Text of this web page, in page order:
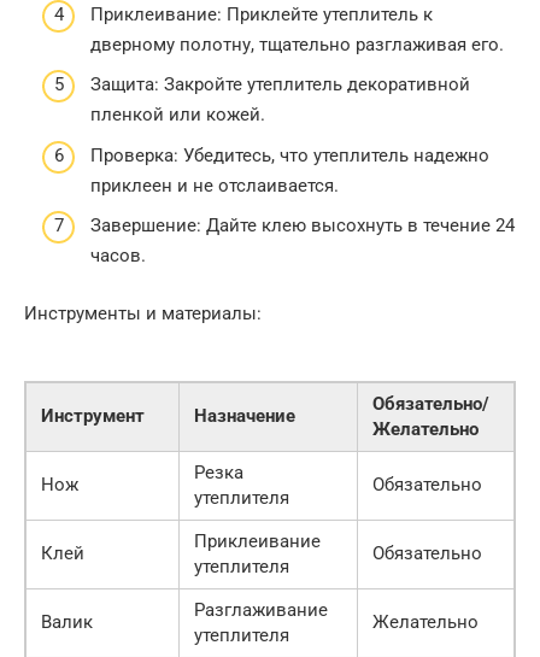
Приклеивание: Приклейте утеплитель к
дверному полотну, тщательно разглаживая его.
Защита: Закройте утеплитель декоративной
пленкой или кожей.
Проверка: Убедитесь, что утеплитель надежно
приклеен и не отслаивается.
Завершение: Дайте клею высохнуть в течение 24
часов.
Инструменты и материалы:
Инструмент Назначение
Обязательно/
Желательно
Нож
Резка
утеплителя
Обязательно
Клей
Приклеивание
утеплителя
Обязательно
Валик
Разглаживание
утеплителя
Желательно